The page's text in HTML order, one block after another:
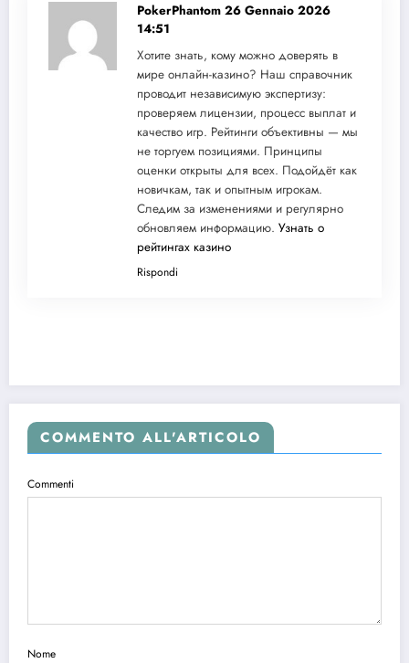
PokerPhantom 26 Gennaio 2026
14:51
Хотите знать, кому можно доверять в
мире онлайн-казино? Наш справочник
проводит независимую экспертизу:
проверяем лицензии, процесс выплат и
качество игр. Рейтинги объективны — мы
не торгуем позициями. Принципы
оценки открыты для всех. Подойдёт как
новичкам, так и опытным игрокам.
Следим за изменениями и регулярно
обновляем информацию. Узнать о
рейтингах казино
Rispondi
COMMENTO ALL'ARTICOLO
Commenti
Nome